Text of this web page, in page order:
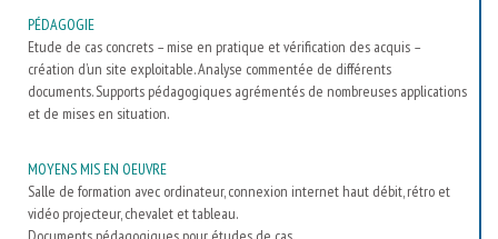
PÉDAGOGIE
Etude de cas concrets – mise en pratique et vérification des acquis –
création d’un site exploitable. Analyse commentée de différents
documents. Supports pédagogiques agrémentés de nombreuses applications
et de mises en situation.
MOYENS MIS EN OEUVRE
Salle de formation avec ordinateur, connexion internet haut débit, rétro et
vidéo projecteur, chevalet et tableau.